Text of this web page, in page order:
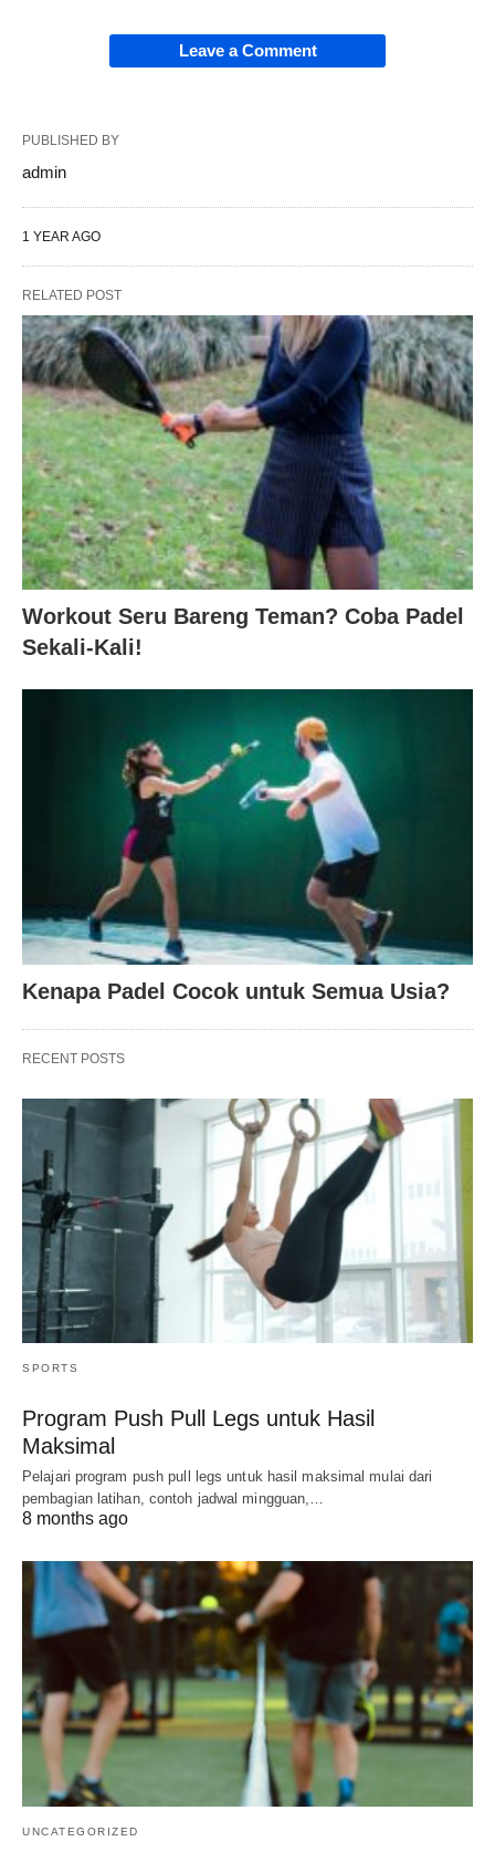
Leave a Comment
PUBLISHED BY
admin
1 YEAR AGO
RELATED POST
Workout Seru Bareng Teman? Coba Padel
Sekali-Kali!
Kenapa Padel Cocok untuk Semua Usia?
RECENT POSTS
SPORTS
Program Push Pull Legs untuk Hasil
Maksimal
Pelajari program push pull legs untuk hasil maksimal mulai dari
pembagian latihan, contoh jadwal mingguan,…
8 months ago
UNCATEGORIZED